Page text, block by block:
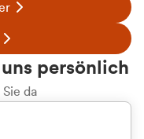
persönlich
da